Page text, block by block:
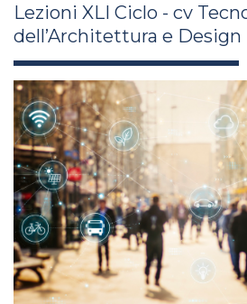
Lezioni XLI Ciclo - cv
dell’Architettura e Design